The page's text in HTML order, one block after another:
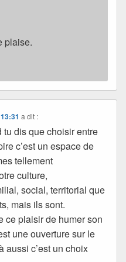
plaise.
a dit :
tu dis que choisir entre
c’est un espace de
tellement
culture,
social, territorial que
mais ils sont.
ce plaisir de humer son
une ouverture sur le
aussi c’est un choix